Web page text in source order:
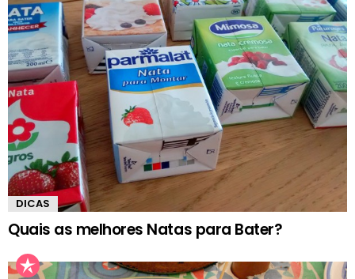
DICAS
Quais as melhores Natas para Bater?